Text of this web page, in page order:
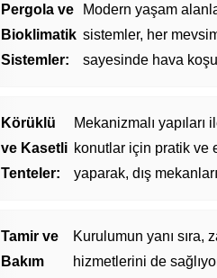
Pergola ve
Bioklimatik
Sistemler:
Modern yaşam
sistemler, her
sayesinde hava
Körüklü
ve Kasetli
Tenteler:
Mekanizmalı
konutlar için pratik ve
yaparak, dış
Tamir ve
Bakım
Kurulumun yanı
hizmetlerini de